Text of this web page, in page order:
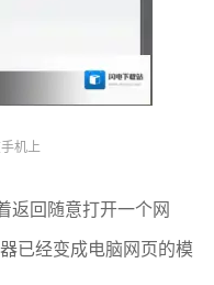
机上
返回随意打开一个网
已经变成电脑网页的模